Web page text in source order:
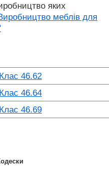
яких
меблів для
Клас 46.62
Клас 46.64
Клас 46.69